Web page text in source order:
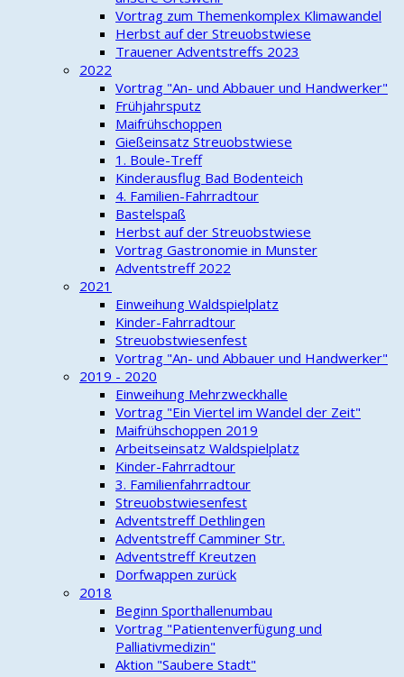
Vortrag zum Themenkomplex Klimawandel
Herbst auf der Streuobstwiese
Trauener Adventstreffs 2023
2022
Vortrag "An- und Abbauer und Handwerker"
Frühjahrsputz
Maifrühschoppen
Gießeinsatz Streuobstwiese
1. Boule-Treff
Kinderausflug Bad Bodenteich
4. Familien-Fahrradtour
Bastelspaß
Herbst auf der Streuobstwiese
Vortrag Gastronomie in Munster
Adventstreff 2022
2021
Einweihung Waldspielplatz
Kinder-Fahrradtour
Streuobstwiesenfest
Vortrag "An- und Abbauer und Handwerker"
2019 - 2020
Einweihung Mehrzweckhalle
Vortrag "Ein Viertel im Wandel der Zeit"
Maifrühschoppen 2019
Arbeitseinsatz Waldspielplatz
Kinder-Fahrradtour
3. Familienfahrradtour
Streuobstwiesenfest
Adventstreff Dethlingen
Adventstreff Camminer Str.
Adventstreff Kreutzen
Dorfwappen zurück
2018
Beginn Sporthallenumbau
Vortrag "Patientenverfügung und
Palliativmedizin"
Aktion "Saubere Stadt"